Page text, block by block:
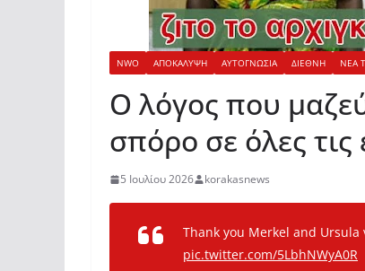
NWO ΑΠΟΚΑΛΥΨΗ ΑΥΤΟΓΝΩΣΙΑ ΔΙΕΘΝΗ ΝΕΑ
Ο λόγος που
σπόρο σε όλες
5 Ιουλίου 2026 korakasnews
Thank you Merkel and
pic.twitter.com/5LbhNWyA0R